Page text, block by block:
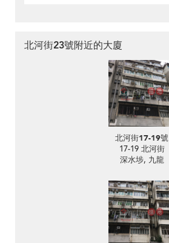
北河街23號附近的大廈
北河街17-19號
17-19 北河街
深水埗, 九龍